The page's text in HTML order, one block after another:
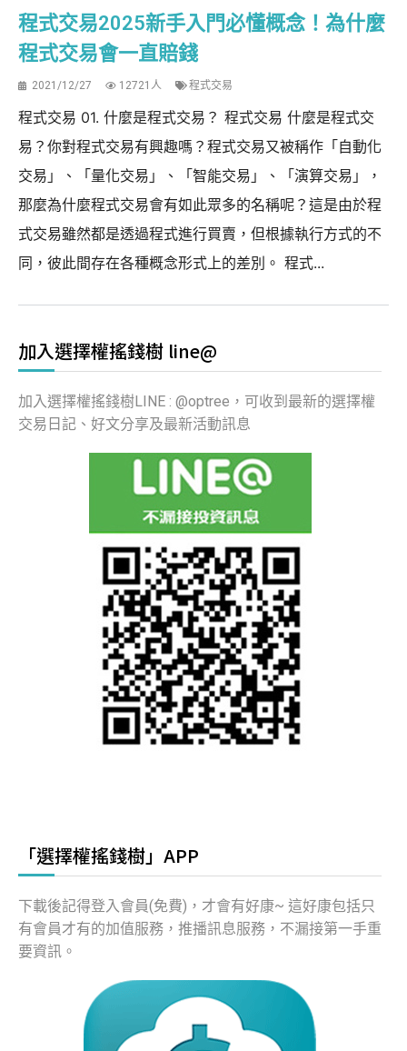
程式交易2025新手入門必懂概念！為什麼
程式交易會一直賠錢
2021/12/27 12721人 程式交易
程式交易 01. 什麼是程式交易？ 程式交易 什麼是程式交
易？你對程式交易有興趣嗎？程式交易又被稱作「自動化
交易」、「量化交易」、「智能交易」、「演算交易」，
那麼為什麼程式交易會有如此眾多的名稱呢？這是由於程
式交易雖然都是透過程式進行買賣，但根據執行方式的不
同，彼此間存在各種概念形式上的差別。 程式...
加入選擇權搖錢樹 line@
加入選擇權搖錢樹LINE : @optree，可收到最新的選擇權
交易日記、好文分享及最新活動訊息
「選擇權搖錢樹」APP
下載後記得登入會員(免費)，才會有好康~ 這好康包括只
有會員才有的加值服務，推播訊息服務，不漏接第一手重
要資訊。